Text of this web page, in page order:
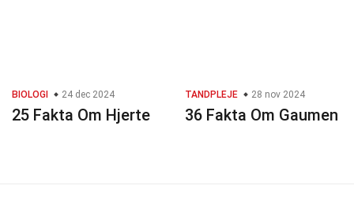
BIOLOGI 24 dec 2024
25 Fakta Om Hjerte
TANDPLEJE 28 nov 2024
36 Fakta Om Gaumen